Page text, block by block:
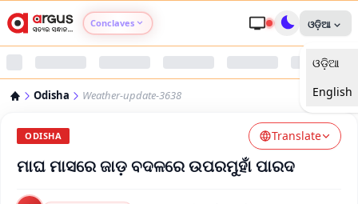
Conclaves
Argus Nari Shakti
ଓଡ଼ିଆ
ଓଡ଼ିଆ
English
Odisha Weather-update-3638
ODISHA Translate
ମାଘ ମାସରେ ଜାଡ଼ ବଦଳରେ ଉପରମୁହାଁ ପାରଦ